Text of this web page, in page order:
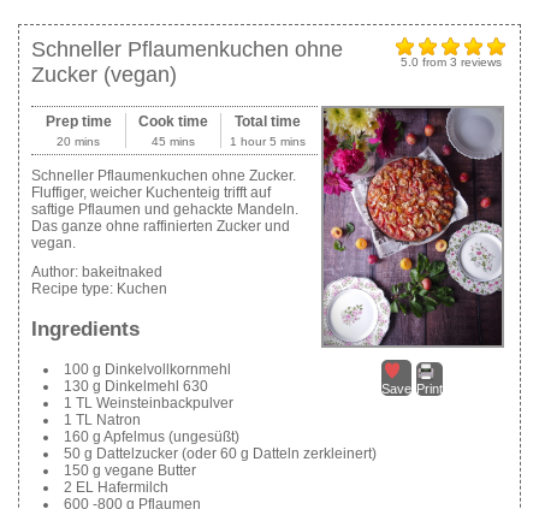
5.0 from 3 reviews
Schneller Pflaumenkuchen ohne
Zucker (vegan)
Save Print
Prep time
20 mins
Cook time
45 mins
Total time
1 hour 5 mins
Schneller Pflaumenkuchen ohne Zucker.
Fluffiger, weicher Kuchenteig trifft auf
saftige Pflaumen und gehackte Mandeln.
Das ganze ohne raffinierten Zucker und
vegan.
Author: bakeitnaked
Recipe type: Kuchen
Ingredients
100 g Dinkelvollkornmehl
130 g Dinkelmehl 630
1 TL Weinsteinbackpulver
1 TL Natron
160 g Apfelmus (ungesüßt)
50 g Dattelzucker (oder 60 g Datteln zerkleinert)
150 g vegane Butter
2 EL Hafermilch
600 -800 g Pflaumen